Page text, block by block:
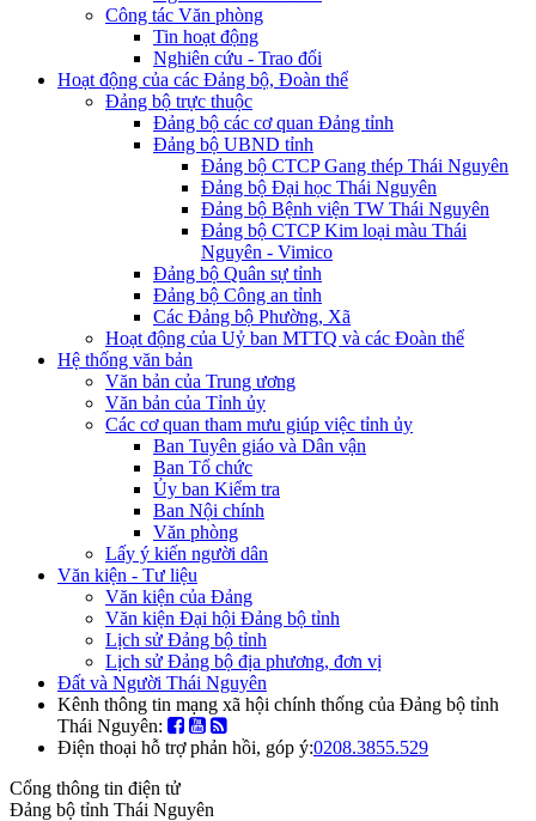
Công tác Văn phòng
Tin hoạt động
Nghiên cứu - Trao đổi
Hoạt động của các Đảng bộ, Đoàn thể
Đảng bộ trực thuộc
Đảng bộ các cơ quan Đảng tỉnh
Đảng bộ UBND tỉnh
Đảng bộ CTCP Gang thép Thái Nguyên
Đảng bộ Đại học Thái Nguyên
Đảng bộ Bệnh viện TW Thái Nguyên
Đảng bộ CTCP Kim loại màu Thái
Nguyên - Vimico
Đảng bộ Quân sự tỉnh
Đảng bộ Công an tỉnh
Các Đảng bộ Phường, Xã
Hoạt động của Uỷ ban MTTQ và các Đoàn thể
Hệ thống văn bản
Văn bản của Trung ương
Văn bản của Tỉnh ủy
Các cơ quan tham mưu giúp việc tỉnh ủy
Ban Tuyên giáo và Dân vận
Ban Tổ chức
Ủy ban Kiểm tra
Ban Nội chính
Văn phòng
Lấy ý kiến người dân
Văn kiện - Tư liệu
Văn kiện của Đảng
Văn kiện Đại hội Đảng bộ tỉnh
Lịch sử Đảng bộ tỉnh
Lịch sử Đảng bộ địa phương, đơn vị
Đất và Người Thái Nguyên
Kênh thông tin mạng xã hội chính thống của Đảng bộ tỉnh
Thái Nguyên:
Điện thoại hỗ trợ phản hồi, góp ý:0208.3855.529
Cổng thông tin điện tử
Đảng bộ tỉnh Thái Nguyên